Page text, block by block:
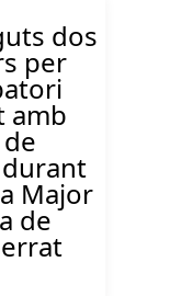
dos
per
amb
Major
de